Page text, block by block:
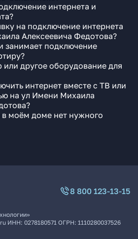
интернета и
на подключение интернета
Алексеевича Федотова?
занимает подключение
другое оборудование для
интернет вместе с ТВ или
на ул Имени Михаила
в моём доме нет нужного
8 800 123-13-15
ИНН: 0278180571 ОГРН: 1110280037526